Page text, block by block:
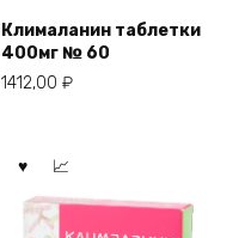
Клималанин таблетки
400мг № 60
1412,00 ₽